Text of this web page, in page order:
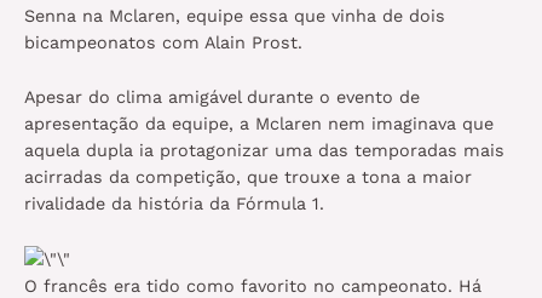
Senna na Mclaren, equipe essa que vinha de dois
bicampeonatos com Alain Prost.
Apesar do clima amigável durante o evento de
apresentação da equipe, a Mclaren nem imaginava que
aquela dupla ia protagonizar uma das temporadas mais
acirradas da competição, que trouxe a tona a maior
rivalidade da história da Fórmula 1.
O francês era tido como favorito no campeonato. Há